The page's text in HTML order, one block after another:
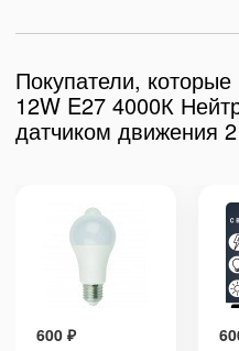
Покупатели,
12W E27 4000К
датчиком движения
600 ₽